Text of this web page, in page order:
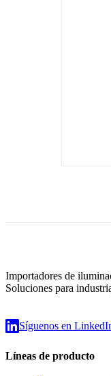
Importadores de
Soluciones para
Síguenos en
Líneas de producto